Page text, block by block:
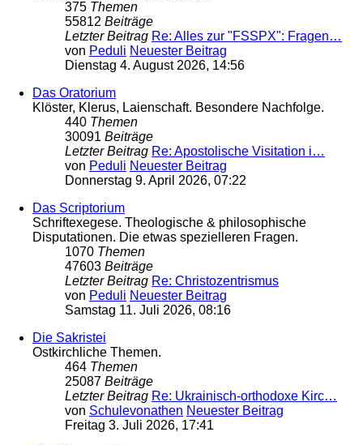
375 Themen
55812 Beiträge
Letzter Beitrag Re: Alles zur "FSSPX": Fragen…
von Peduli Neuester Beitrag
Dienstag 4. August 2026, 14:56
Das Oratorium
Klöster, Klerus, Laienschaft. Besondere Nachfolge.
440 Themen
30091 Beiträge
Letzter Beitrag Re: Apostolische Visitation i…
von Peduli Neuester Beitrag
Donnerstag 9. April 2026, 07:22
Das Scriptorium
Schriftexegese. Theologische & philosophische
Disputationen. Die etwas spezielleren Fragen.
1070 Themen
47603 Beiträge
Letzter Beitrag Re: Christozentrismus
von Peduli Neuester Beitrag
Samstag 11. Juli 2026, 08:16
Die Sakristei
Ostkirchliche Themen.
464 Themen
25087 Beiträge
Letzter Beitrag Re: Ukrainisch-orthodoxe Kirc…
von Schulevonathen Neuester Beitrag
Freitag 3. Juli 2026, 17:41